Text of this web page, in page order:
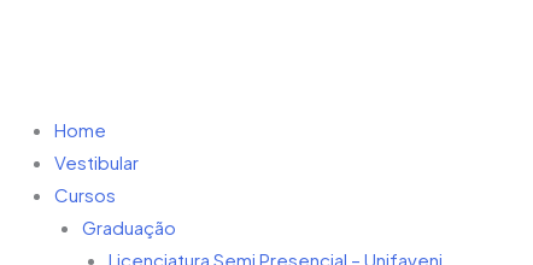
t
a
e
b u
Home
Vestibular
Cursos
Graduação
Licenciatura Semi Presencial – Unifaveni